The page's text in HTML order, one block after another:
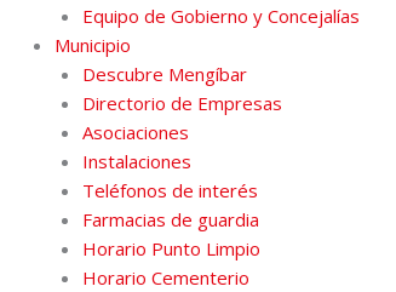
Equipo de Gobierno y Concejalías
Municipio
Descubre Mengíbar
Directorio de Empresas
Asociaciones
Instalaciones
Teléfonos de interés
Farmacias de guardia
Horario Punto Limpio
Horario Cementerio